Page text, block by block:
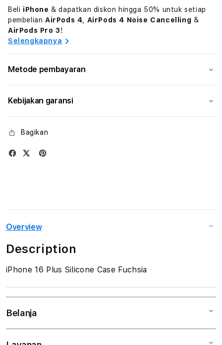
Beli iPhone & dapatkan diskon hingga 50% untuk setiap
pembelian AirPods 4 AirPods 4 Noise Cancelling &
AirPods Pro 3!
Selengkapnya
Metode pembayaran
Kebijakan garansi
Bagikan
Overview
Description
iPhone 16 Plus Silicone Case Fuchsia
Belanja